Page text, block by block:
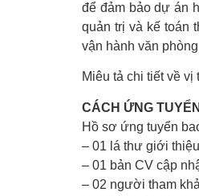
để đảm bảo dự án
quản trị và kế toán
vận hành văn
Miêu tả chi tiết về vị
CÁCH ỨNG TUYỂN
Hồ sơ ứng tuyển
– 01 lá thư giới
– 01 bản CV cập
– 02 người tham